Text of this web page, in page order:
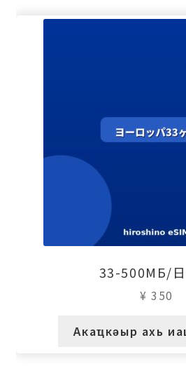
33-500МБ/
¥ 350
Акаҵкәыр ахь